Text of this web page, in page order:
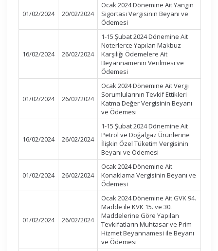
01/02/2024 20/02/2024
Ocak 2024 Dönemine Ait Yangın
Sigortası Vergisinin Beyanı ve
Ödemesi
16/02/2024 26/02/2024
1-15 Şubat 2024 Dönemine Ait
Noterlerce Yapılan Makbuz
Karşılığı Ödemelere Ait
Beyannamenin Verilmesi ve
Ödemesi
01/02/2024 26/02/2024
Ocak 2024 Dönemine Ait Vergi
Sorumlularının Tevkif Ettikleri
Katma Değer Vergisinin Beyanı
ve Ödemesi
16/02/2024 26/02/2024
1-15 Şubat 2024 Dönemine Ait
Petrol ve Doğalgaz Ürünlerine
İlişkin Özel Tüketim Vergisinin
Beyanı ve Ödemesi
01/02/2024 26/02/2024
Ocak 2024 Dönemine Ait
Konaklama Vergisinin Beyanı ve
Ödemesi
01/02/2024 26/02/2024
Ocak 2024 Dönemine Ait GVK 94.
Madde ile KVK 15. ve 30.
Maddelerine Göre Yapılan
Tevkifatların Muhtasar ve Prim
Hizmet Beyannamesi ile Beyanı
ve Ödemesi